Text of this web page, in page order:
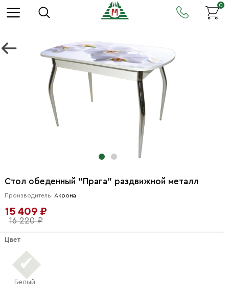
0
Стол обеденный "Прага" раздвижной металл
Производитель: Акрона
15 409 ₽
16 220 ₽
Цвет
Белый